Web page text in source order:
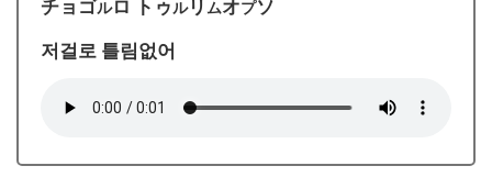
チョゴルロ トゥルリ ムオプソ
저걸로 틀림없어